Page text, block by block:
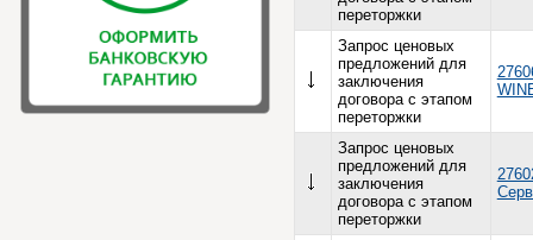
переторжки
Запрос ценовых
предложений для
заключения
договора с этапом
переторжки
Запрос ценовых
предложений для
заключения
договора с этапом
переторжки